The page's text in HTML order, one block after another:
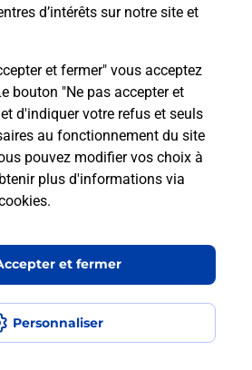
d’intérêts sur notre site et
et fermer" vous acceptez
bouton "Ne pas accepter et
d'indiquer votre refus et seuls
au fonctionnement du site
pouvez modifier vos choix à
plus d'informations via
.
Personnaliser
et fermer
VILLEFRANCHE DE ROUERGUE
ET THOMAS
conforme